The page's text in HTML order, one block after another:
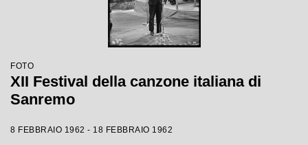
FOTO
XII Festival della canzone italiana di
Sanremo
8 FEBBRAIO 1962 - 18 FEBBRAIO 1962